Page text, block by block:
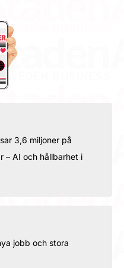
3,6 miljoner på
– AI och hållbarhet i
jobb och stora